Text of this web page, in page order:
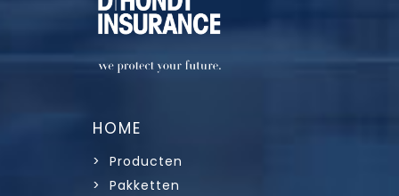
HOME
> Producten
> Pakketten